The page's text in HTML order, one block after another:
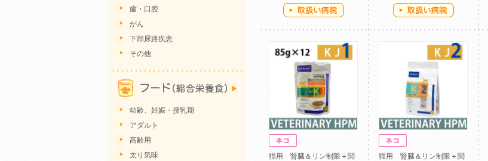
猫用 腎臓＆リン制限＋関
猫用 腎臓＆リン制限＋関
歯・口腔
がん
下部尿路疾患
その他
幼齢、妊娠・授乳期
アダルト
高齢用
太り気味